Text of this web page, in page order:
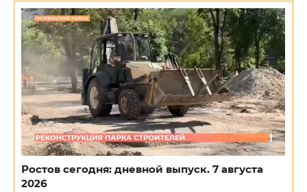
Ростов сегодня: дневной выпуск. 7 августа
2026